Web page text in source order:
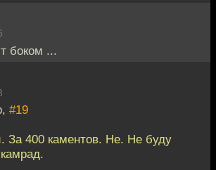
боком ...
#19
За 400 каментов. Не. Не буду